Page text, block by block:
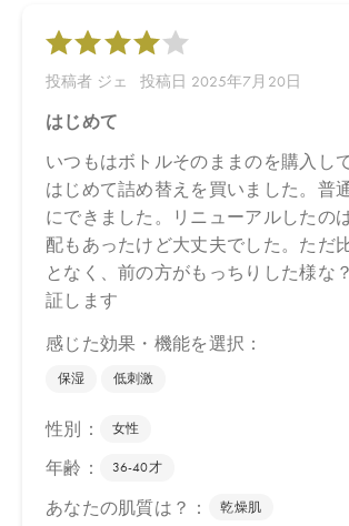
商品によっては、お届けまで１～２週間かかる
ので予めご了承ください。
●パッケージはリニューアル等の理由により、
ございます。
●パッケージのリニューアル等の理由により、
異なる場合がございます。
●予告なくパッケージ仕様が変更になる場合が